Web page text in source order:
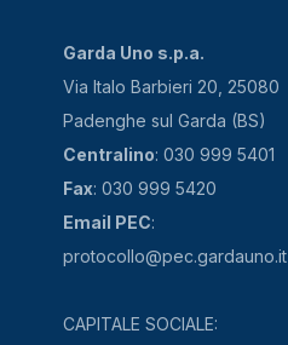
Garda Uno s.p.a.
Via Italo Barbieri 20, 25080
Padenghe sul Garda (BS)
Centralino: 030 999 5401
Fax: 030 999 5420
Email PEC:
protocollo@pec.gardauno.it
CAPITALE SOCIALE: